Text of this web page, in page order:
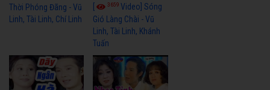
Thời Phóng Đãng - Vũ
Linh, Tài Linh, Chí Linh
3659Video] Sóng
Gió Làng Chài - Vũ
Linh, Tài Linh, Khánh
Tuấn